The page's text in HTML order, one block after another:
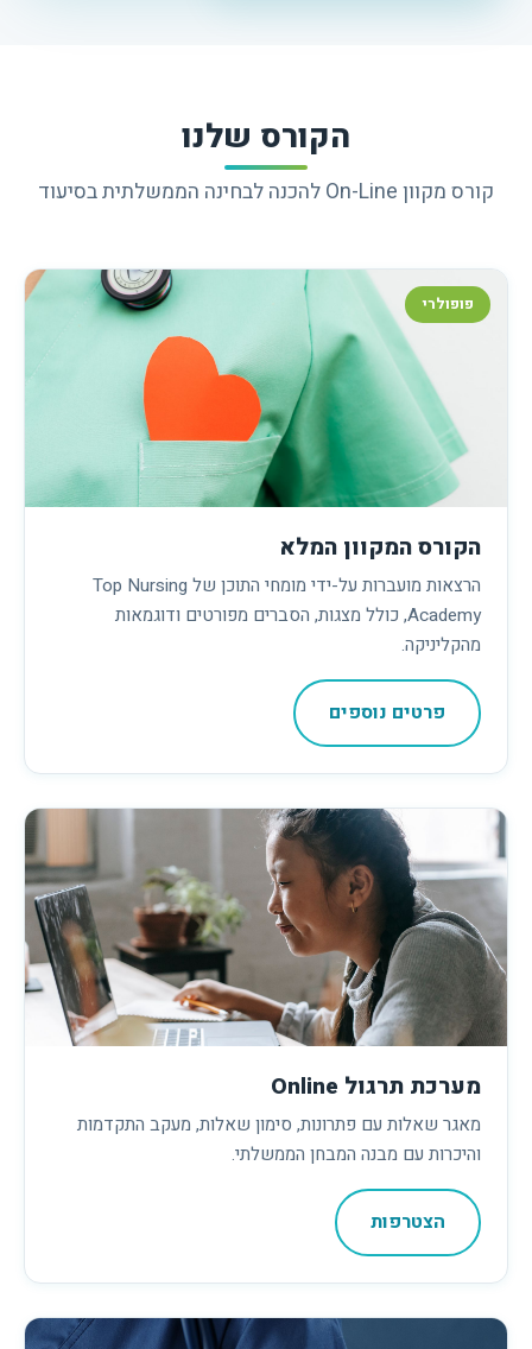
הקורס שלנו
קורס מקוון On-Line להכנה לבחינה הממשלתית בסיעוד
פופולרי
הקורס המקוון המלא
הרצאות מועברות על-ידי מומחי התוכן של Top Nursing
Academy, כולל מצגות, הסברים מפורטים ודוגמאות
מהקליניקה.
פרטים נוספים
מערכת תרגול Online
מאגר שאלות עם פתרונות, סימון שאלות, מעקב התקדמות
והיכרות עם מבנה המבחן הממשלתי.
הצטרפות